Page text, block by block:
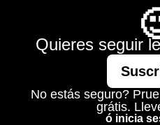
Quieres seguir
No estás seguro?
grátis.
ó inicia